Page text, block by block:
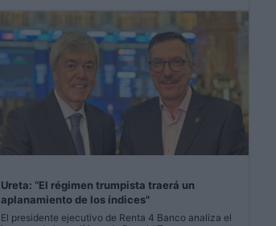
Ureta: “El régimen trumpista traerá un
aplanamiento de los índices"
El presidente ejecutivo de Renta 4 Banco analiza el